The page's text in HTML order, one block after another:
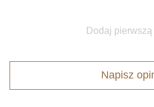
Dodaj
Napisz